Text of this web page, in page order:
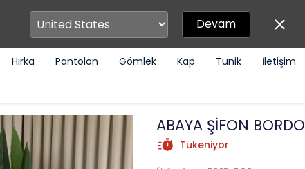
Devam
Hırka Pantolon Gömlek Kap Tunik İletişim
ABAYA ŞİFON BORDO
Tükeniyor